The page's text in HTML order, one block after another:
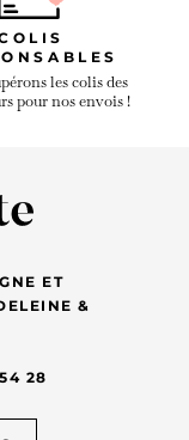
les colis des
pour nos envois !
ET
&
28